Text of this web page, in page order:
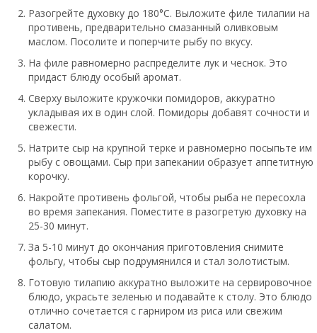
Разогрейте духовку до 180°C. Выложите филе тилапии на
противень, предварительно смазанный оливковым
маслом. Посолите и поперчите рыбу по вкусу.
На филе равномерно распределите лук и чеснок. Это
придаст блюду особый аромат.
Сверху выложите кружочки помидоров, аккуратно
укладывая их в один слой. Помидоры добавят сочности и
свежести.
Натрите сыр на крупной терке и равномерно посыпьте им
рыбу с овощами. Сыр при запекании образует аппетитную
корочку.
Накройте противень фольгой, чтобы рыба не пересохла
во время запекания. Поместите в разогретую духовку на
25-30 минут.
За 5-10 минут до окончания приготовления снимите
фольгу, чтобы сыр подрумянился и стал золотистым.
Готовую тилапию аккуратно выложите на сервировочное
блюдо, украсьте зеленью и подавайте к столу. Это блюдо
отлично сочетается с гарниром из риса или свежим
салатом.